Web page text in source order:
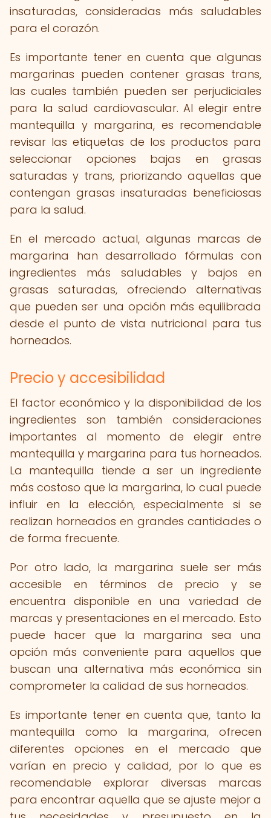
insaturadas, consideradas más saludables
para el corazón.
Es importante tener en cuenta que algunas
margarinas pueden contener grasas trans,
las cuales también pueden ser perjudiciales
para la salud cardiovascular. Al elegir entre
mantequilla y margarina, es recomendable
revisar las etiquetas de los productos para
seleccionar opciones bajas en grasas
saturadas y trans, priorizando aquellas que
contengan grasas insaturadas beneficiosas
para la salud.
En el mercado actual, algunas marcas de
margarina han desarrollado fórmulas con
ingredientes más saludables y bajos en
grasas saturadas, ofreciendo alternativas
que pueden ser una opción más equilibrada
desde el punto de vista nutricional para tus
horneados.
Precio y accesibilidad
El factor económico y la disponibilidad de los
ingredientes son también consideraciones
importantes al momento de elegir entre
mantequilla y margarina para tus horneados.
La mantequilla tiende a ser un ingrediente
más costoso que la margarina, lo cual puede
influir en la elección, especialmente si se
realizan horneados en grandes cantidades o
de forma frecuente.
Por otro lado, la margarina suele ser más
accesible en términos de precio y se
encuentra disponible en una variedad de
marcas y presentaciones en el mercado. Esto
puede hacer que la margarina sea una
opción más conveniente para aquellos que
buscan una alternativa más económica sin
comprometer la calidad de sus horneados.
Es importante tener en cuenta que, tanto la
mantequilla como la margarina, ofrecen
diferentes opciones en el mercado que
varían en precio y calidad, por lo que es
recomendable explorar diversas marcas
para encontrar aquella que se ajuste mejor a